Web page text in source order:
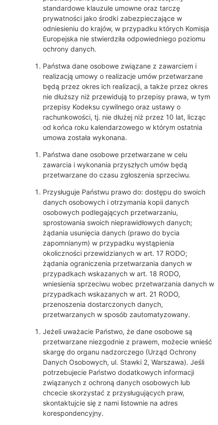
standardowe klauzule umowne oraz tarczę
prywatności jako środki zabezpieczające w
odniesieniu do krajów, w przypadku których Komisja
Europejska nie stwierdziła odpowiedniego poziomu
ochrony danych.
Państwa dane osobowe związane z zawarciem i
realizacją umowy o realizacje umów przetwarzane
będą przez okres ich realizacji, a także przez okres
nie dłuższy niż przewidują to przepisy prawa, w tym
przepisy Kodeksu cywilnego oraz ustawy o
rachunkowości, tj. nie dłużej niż przez 10 lat, licząc
od końca roku kalendarzowego w którym ostatnia
umowa została wykonana.
Państwa dane osobowe przetwarzane w celu
zawarcia i wykonania przyszłych umów będą
przetwarzane do czasu zgłoszenia sprzeciwu.
Przysługuje Państwu prawo do: dostępu do swoich
danych osobowych i otrzymania kopii danych
osobowych podlegających przetwarzaniu,
sprostowania swoich nieprawidłowych danych;
żądania usunięcia danych (prawo do bycia
zapomnianym) w przypadku wystąpienia
okoliczności przewidzianych w art. 17 RODO;
żądania ograniczenia przetwarzania danych w
przypadkach wskazanych w art. 18 RODO,
wniesienia sprzeciwu wobec przetwarzania danych w
przypadkach wskazanych w art. 21 RODO,
przenoszenia dostarczonych danych,
przetwarzanych w sposób zautomatyzowany.
Jeżeli uważacie Państwo, że dane osobowe są
przetwarzane niezgodnie z prawem, możecie wnieść
skargę do organu nadzorczego (Urząd Ochrony
Danych Osobowych, ul. Stawki 2, Warszawa). Jeśli
potrzebujecie Państwo dodatkowych informacji
związanych z ochroną danych osobowych lub
chcecie skorzystać z przysługujących praw,
skontaktujcie się z nami listownie na adres
korespondencyjny.